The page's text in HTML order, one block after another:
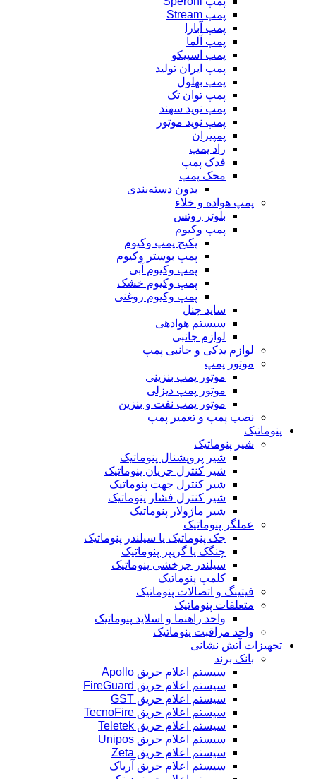
پمپ Stream
پمپ آبارا
پمپ آلما
پمپ اسپیکو
پمپ ایران تولید
پمپ بهلول
پمپ توان تک
پمپ نوید سهند
پمپ نوید موتور
پمپیران
راد پمپ
فدک پمپ
محک پمپ
بدون دسته‌بندی
پمپ هواده و خلاء
بلوئر روتس
پمپ وکیوم
پکیج پمپ وکیوم
پمپ بوستر وکیوم
پمپ وکیوم آبی
پمپ وکیوم خشک
پمپ وکیوم روغنی
ساید چنل
سیستم هوادهی
لوازم جانبی
لوازم یدکی و جانبی پمپ
موتور پمپ
موتور پمپ بنزینی
موتور پمپ دیزلی
موتور پمپ نفت و بنزین
نصب پمپ و تعمیر پمپ
پنوماتیک
شیر پنوماتیک
شیر پروپشنال پنوماتیک
شیر کنترل جریان پنوماتیک
شیر کنترل جهت پنوماتیک
شیر کنترل فشار پنوماتیک
شیر ماژولار پنوماتیک
عملگر پنوماتیک
جک پنوماتیک یا سیلندر پنوماتیک
چنگک یا گریپر پنوماتیک
سیلندر چرخشی پنوماتیک
کلمپ پنوماتیک
فیتینگ و اتصالات پنوماتیک
متعلقات پنوماتیک
واحد راهنما و اسلاید پنوماتیک
واحد مراقبت پنوماتیک
تجهیزات آتش نشانی
بانک برند
سیستم اعلام حریق Apollo
سیستم اعلام حریق FireGuard
سیستم اعلام حریق GST
سیستم اعلام حریق TecnoFire
سیستم اعلام حریق Teletek
سیستم اعلام حریق Unipos
سیستم اعلام حریق Zeta
سیستم اعلام حریق آریاک